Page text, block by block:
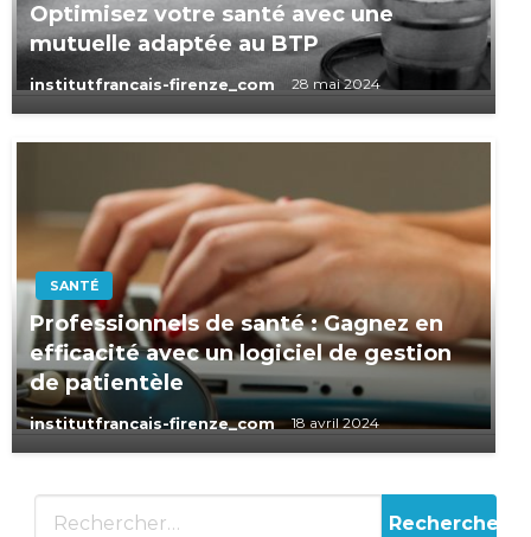
Optimisez votre santé avec une
mutuelle adaptée au BTP
institutfrancais-firenze_com 28 mai 2024
SANTÉ
Professionnels de santé : Gagnez en
efficacité avec un logiciel de gestion
de patientèle
institutfrancais-firenze_com 18 avril 2024